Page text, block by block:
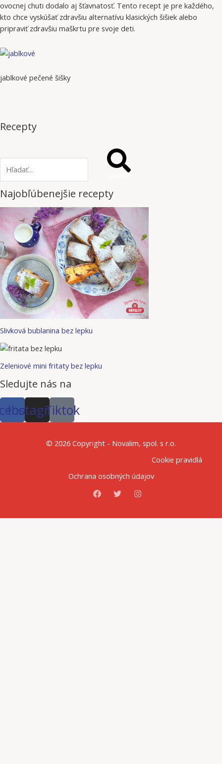
ovocnej chuti dodalo aj šťavnatosť. Tento recept je pre každého,
kto chce vyskúšať zdravšiu alternatívu klasických šišiek alebo
pripraviť zdravšiu maškrtu pre svoje deti.
jablkové pečené šišky
Recepty
Najobľúbenejšie recepty
Slivková bublanina bez lepku
Zeleniové mini fritaty bez lepku
Sledujte nás na
Instagram
Tiktok
© 2026 Copyright - Novalim, spol. s r.o.
Cookie pravidlá
Ochrana osobných údajov